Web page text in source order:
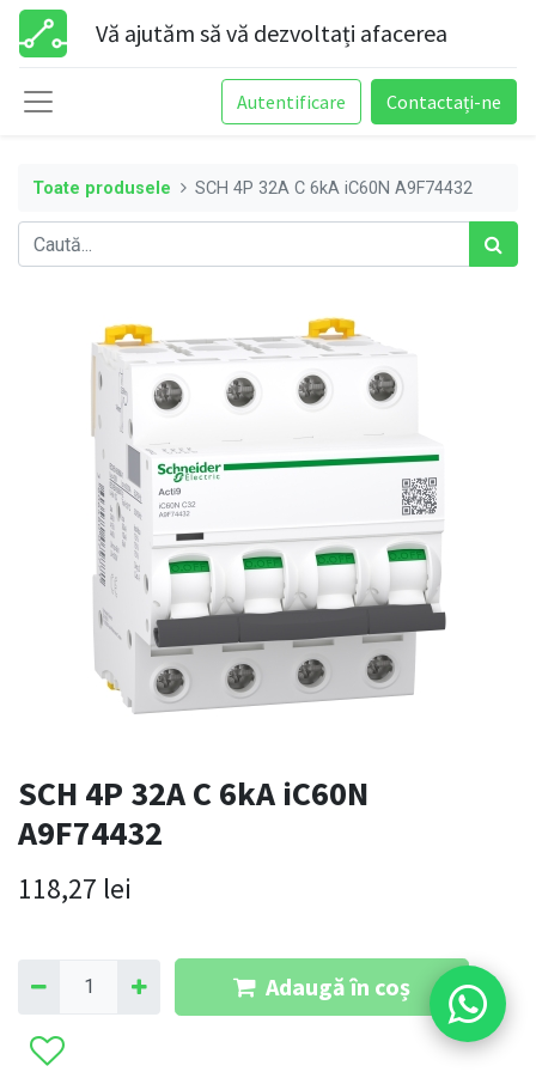
Vă ajutăm să vă dezvoltați afacerea
Autentificare Contactați-ne
Toate produsele SCH 4P 32A C 6kA iC60N A9F74432
SCH 4P 32A C 6kA iC60N
A9F74432
118,27 lei
Adaugă în coș